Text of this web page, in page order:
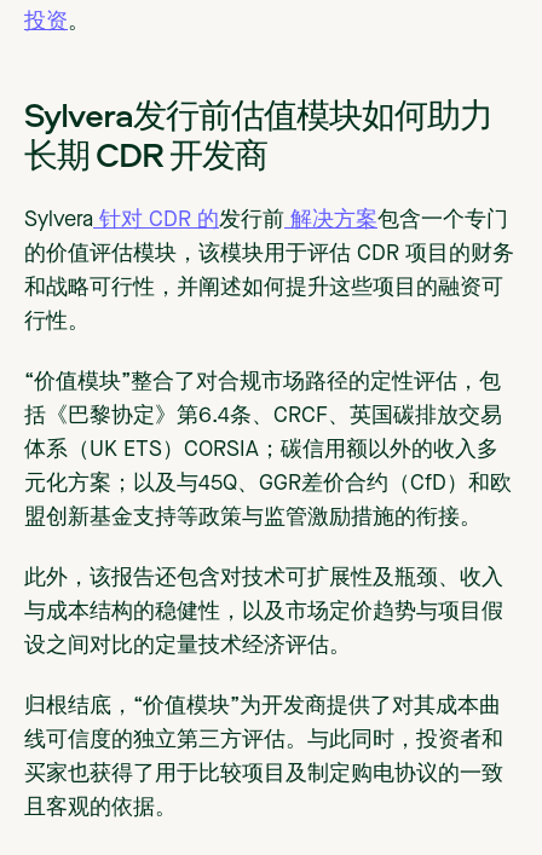
投资。
Sylvera发行前估值模块如何助力
长期 CDR 开发商
Sylvera 针对 CDR 的发行前 解决方案包含一个专门
的价值评估模块，该模块用于评估 CDR 项目的财务
和战略可行性，并阐述如何提升这些项目的融资可
行性。
“价值模块”整合了对合规市场路径的定性评估，包
括《巴黎协定》第6.4条、CRCF、英国碳排放交易
体系（UK ETS）CORSIA；碳信用额以外的收入多
元化方案；以及与45Q、GGR差价合约（CfD）和欧
盟创新基金支持等政策与监管激励措施的衔接。
此外，该报告还包含对技术可扩展性及瓶颈、收入
与成本结构的稳健性，以及市场定价趋势与项目假
设之间对比的定量技术经济评估。
归根结底，“价值模块”为开发商提供了对其成本曲
线可信度的独立第三方评估。与此同时，投资者和
买家也获得了用于比较项目及制定购电协议的一致
且客观的依据。